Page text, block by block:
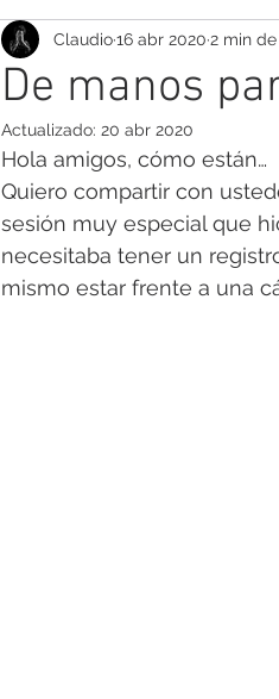
De manos
Claudio16 abr 2020 2 min
Actualizado: 20 abr 2020
Hola amigos, cómo están…
Quiero compartir con
sesión muy especial que
necesitaba tener un
mismo estar frente a una